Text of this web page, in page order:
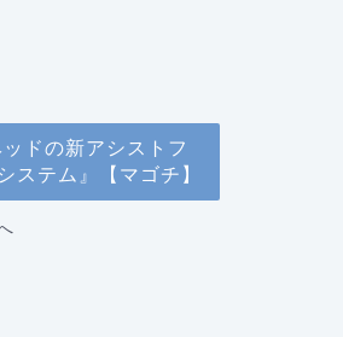
ッドの新アシストフ
ステム』【マゴチ】